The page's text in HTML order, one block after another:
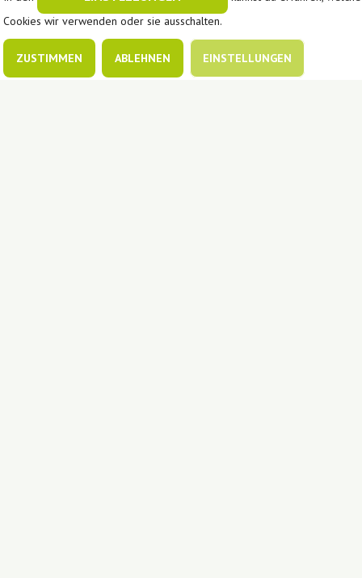
Cookies wir verwenden oder sie ausschalten.
ZUSTIMMEN ABLEHNEN EINSTELLUNGEN